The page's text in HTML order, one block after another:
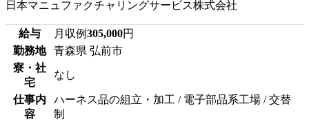
日本マニュファクチャリングサービス株式会社
給与 月収例305,000円
勤務地
青森県 弘前市
寮・社
宅
なし
仕事内
容
ハーネス品の組立・加工 / 電子部品系工場 / 交替
制